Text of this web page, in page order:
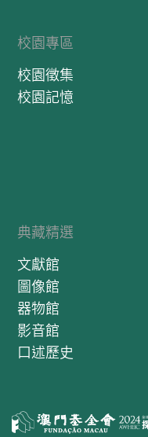
校園專區
校園徵集
校園記憶
典藏精選
文獻館
圖像館
器物館
影音館
口述歷史